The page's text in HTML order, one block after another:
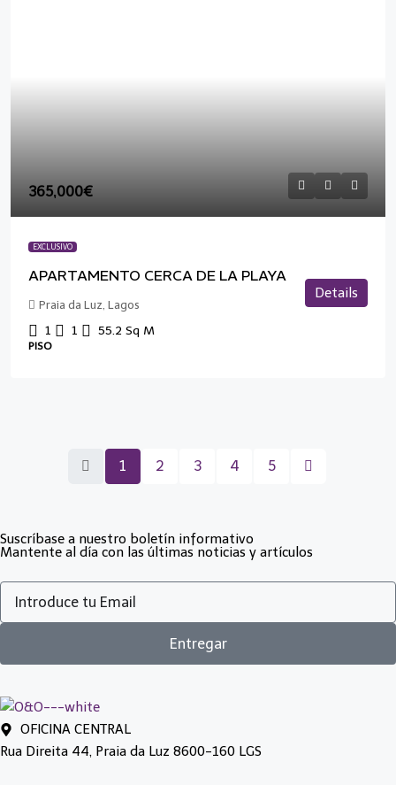
365,000€
EXCLUSIVO
APARTAMENTO CERCA DE LA PLAYA
Praia da Luz, Lagos
1 1 55.2 Sq M
PISO
Details
1 2 3 4 5
Suscríbase a nuestro boletín informativo
Mantente al día con las últimas noticias y artículos
Entregar
OFICINA CENTRAL
Rua Direita 44, Praia da Luz 8600-160 LGS